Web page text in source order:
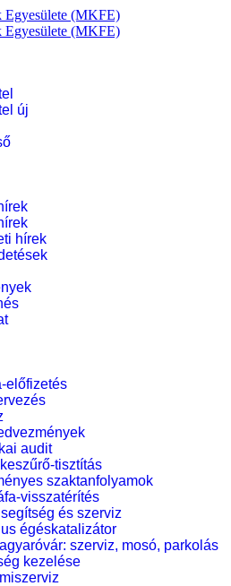
új
hírek
előfizetés
audit
tisztítás
szaktanfolyamok
visszatérítés
és szerviz
égéskatalizátor
szerviz, mosó, parkolás
kezelése